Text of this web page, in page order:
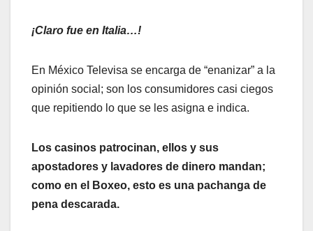
¡Claro fue en Italia…!
En México Televisa se encarga de “enanizar” a la
opinión social; son los consumidores casi ciegos
que repitiendo lo que se les asigna e indica.
Los casinos patrocinan, ellos y sus
apostadores y lavadores de dinero mandan;
como en el Boxeo, esto es una pachanga de
pena descarada.